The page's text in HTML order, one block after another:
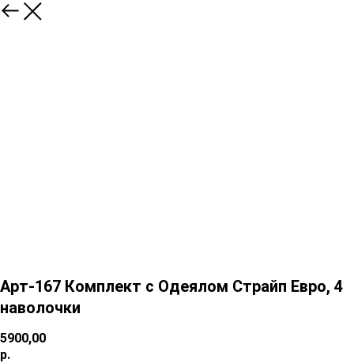
Арт-167 Комплект с Одеялом Страйп Евро, 4
наволочки
5900,00
р.